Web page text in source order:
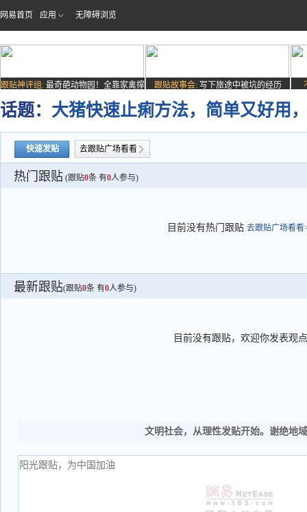
网易首页 应用 无障碍浏览
跟贴神评组: 最奇葩动物园！全靠家禽撑
场子
跟贴故事会: 写下旅途中被坑的经历
话题： 大猪快速止痢方法，简单又好用
快速发贴 去跟贴广场看看
热门跟贴 (跟贴0条 有0人参与)
目前没有热门跟贴 去跟贴广场看看
最新跟贴(跟贴0条 有0人参与)
目前没有跟贴，欢迎你发表观点
文明社会，从理性发贴开始。谢绝地